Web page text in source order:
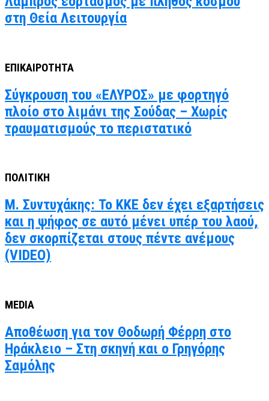
στη Θεία Λειτουργία
ΕΠΙΚΑΙΡΟΤΗΤΑ
Σύγκρουση του «ΕΛΥΡΟΣ» με φορτηγό
πλοίο στο λιμάνι της Σούδας – Χωρίς
τραυματισμούς το περιστατικό
ΠΟΛΙΤΙΚΗ
Μ. Συντυχάκης: Το ΚΚΕ δεν έχει εξαρτήσεις
και η ψήφος σε αυτό μένει υπέρ του λαού,
δεν σκορπίζεται στους πέντε ανέμους
(VIDEO)
MEDIA
Αποθέωση για τον Θοδωρή Φέρρη στο
Ηράκλειο – Στη σκηνή και ο Γρηγόρης
Σαμόλης